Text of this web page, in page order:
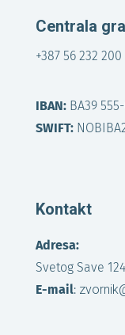
Centrala
+387 56 232 200
IBAN:BA39
SWIFT:
Kontakt
Adresa:
Svetog Save
E-mail: